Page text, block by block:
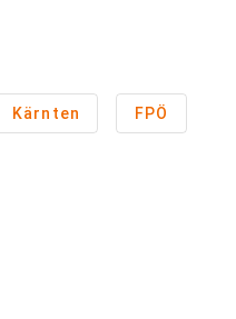
Kärnten FPÖ